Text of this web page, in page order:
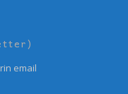
email